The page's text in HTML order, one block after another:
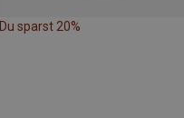
Du sparst 20%